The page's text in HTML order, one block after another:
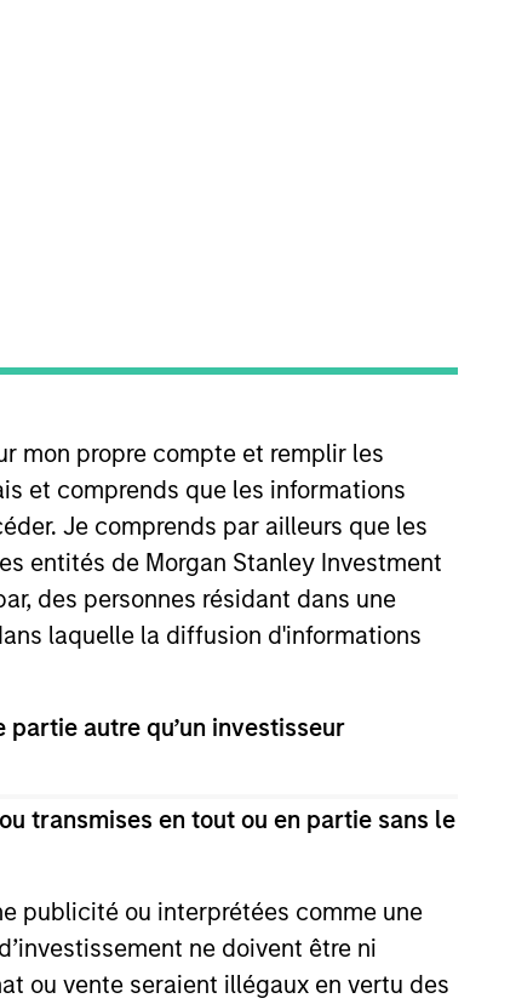
mon propre compte et remplir les
et comprends que les informations
Je comprends par ailleurs que les
entités de Morgan Stanley Investment
des personnes résidant dans une
laquelle la diffusion d'informations
autre qu’un investisseur
transmises en tout ou en partie sans le
publicité ou interprétées comme une
ne doivent être ni
ou vente seraient illégaux en vertu des
minority
throughout the
in
growing
of
value
increasing
products,